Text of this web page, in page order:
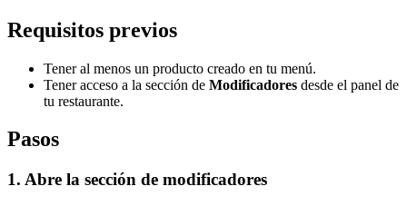
Requisitos previos
Tener al menos un producto creado en tu menú.
Tener acceso a la sección de Modificadores desde el panel de
tu restaurante.
Pasos
1. Abre la sección de modificadores